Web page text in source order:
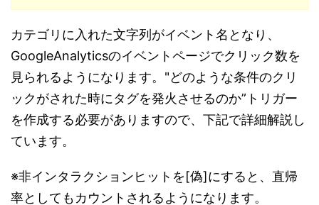
カテゴリに入れた文字列がイベント名となり、
GoogleAnalyticsのイベントページでクリック数を
見られるようになります。"どのような条件のクリ
ックがされた時にタグを発火させるのか”トリガー
を作成する必要がありますので、下記で詳細解説し
ています。
※非インタラクションヒットを[偽]にすると、直帰
率としてもカウントされるようになります。